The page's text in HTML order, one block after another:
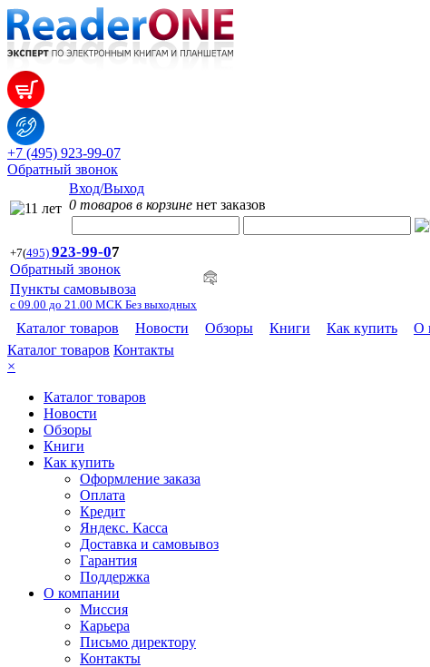
+7 (495) 923-99-07
Обратный звонок
Вход/Выход
0 товаров в корзине нет заказов
+7(495) 923-99-07
Обратный звонок
Пункты самовывоза
с 09.00 до 21.00 МСК Без выходных
Каталог товаров Новости Обзоры Книги Как купить
О
Каталог товаров Контакты
×
Каталог товаров
Новости
Обзоры
Книги
Как купить
Оформление заказа
Оплата
Кредит
Яндекс. Касса
Доставка и самовывоз
Гарантия
Поддержка
О компании
Миссия
Карьера
Письмо директору
Контакты